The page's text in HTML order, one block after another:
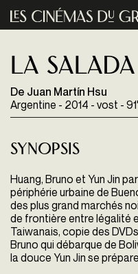
Aller au contenu principal
La salada
De Juan Martín Hsu
Argentine - 2014 - vost - 91'
Synopsis
Huang, Bruno et Yun Jin
périphérie urbaine de
des plus grand marchés
de frontière entre légalité
Taiwanais, copie des
Bruno qui débarque de
la douce Yun Jin se